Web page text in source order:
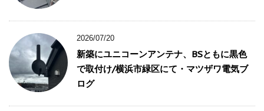
2026/07/20
新築にユニコーンアンテナ、BSともに黒色
で取付け/横浜市緑区にて・マツザワ電気ブ
ログ